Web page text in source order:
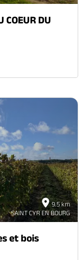
COEUR DU
9.5 km
SAINT CYR EN BOURG
et bois